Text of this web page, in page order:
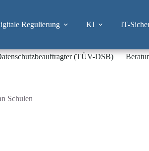
Regulierung KI IT-
(TÜV-DSB)
Schulen